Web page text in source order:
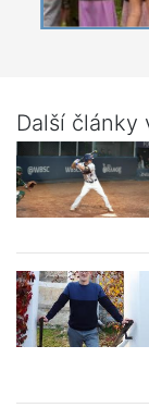
Další články